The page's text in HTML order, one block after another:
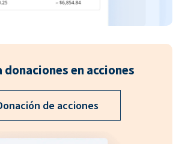
donaciones en acciones
de acciones